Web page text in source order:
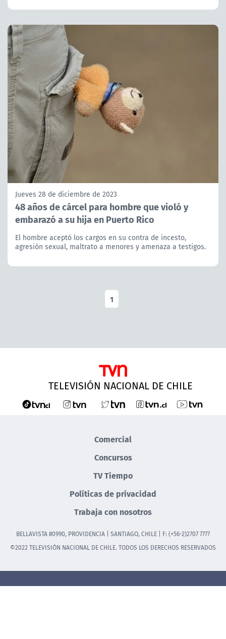
Jueves 28 de diciembre de 2023
48 años de cárcel para hombre que violó y
embarazó a su hija en Puerto Rico
El hombre aceptó los cargos en su contra de incesto,
agresión sexual, maltrato a menores y amenaza a testigos.
1
TELEVISIÓN NACIONAL DE CHILE
Comercial
Concursos
TV Tiempo
Políticas de privacidad
Trabaja con nosotros
BELLAVISTA #0990, PROVIDENCIA | SANTIAGO, CHILE | F: (+56-2)2707 7777
©2022 TELEVISIÓN NACIONAL DE CHILE. TODOS LOS DERECHOS RESERVADOS